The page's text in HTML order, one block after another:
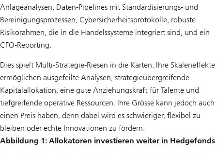
Anlageanalysen, Daten-Pipelines mit Standardisierungs- und
Bereinigungsprozessen, Cybersicherheitsprotokolle, robuste
Risikorahmen, die in die Handelssysteme integriert sind, und ein
CFO-Reporting.
Dies spielt Multi-Strategie-Riesen in die Karten. Ihre Skaleneffekte
ermöglichen ausgefeilte Analysen, strategieübergreifende
Kapitalallokation, eine gute Anziehungskraft für Talente und
tiefgreifende operative Ressourcen. Ihre Grösse kann jedoch auch
einen Preis haben, denn dabei wird es schwieriger, flexibel zu
bleiben oder echte Innovationen zu fördern.
Abbildung 1: Allokatoren investieren weiter in Hedgefonds